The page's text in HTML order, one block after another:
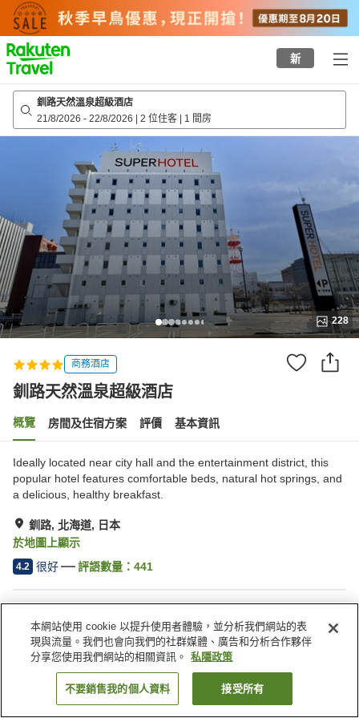
to
top
page
新
釧路天然溫泉超級酒店
21/8/2026 - 22/8/2026 | 2 位住客 | 1 間房
228
商務酒店
釧路天然溫泉超級酒店
概覽 房間及住宿方案 評價 基本資訊
Ideally located near city hall and the entertainment district, this
popular hotel features comfortable beds, natural hot springs, and
a delicious, healthy breakfast.
釧路, 北海道, 日本
於地圖上顯示
4.2 很好 評語數量： 441
停車場
水療/美容院
自動販賣機
公共澡堂
日本 北海道 釧路 釧路天然溫泉超級酒店
找客房
本網站使用 cookie 以提升使用者體驗，並分析我們網站的表
現與流量。我們也會向我們的社群媒體、廣告和分析合作夥伴
分享您使用我們網站的相關資訊。
私隱政策
不要銷售我的個人資料 接受所有